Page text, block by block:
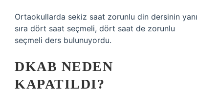
Ortaokullarda sekiz saat zorunlu din dersinin yanı
sıra dört saat seçmeli, dört saat de zorunlu
seçmeli ders bulunuyordu.
DKAB NEDEN
KAPATILDI?